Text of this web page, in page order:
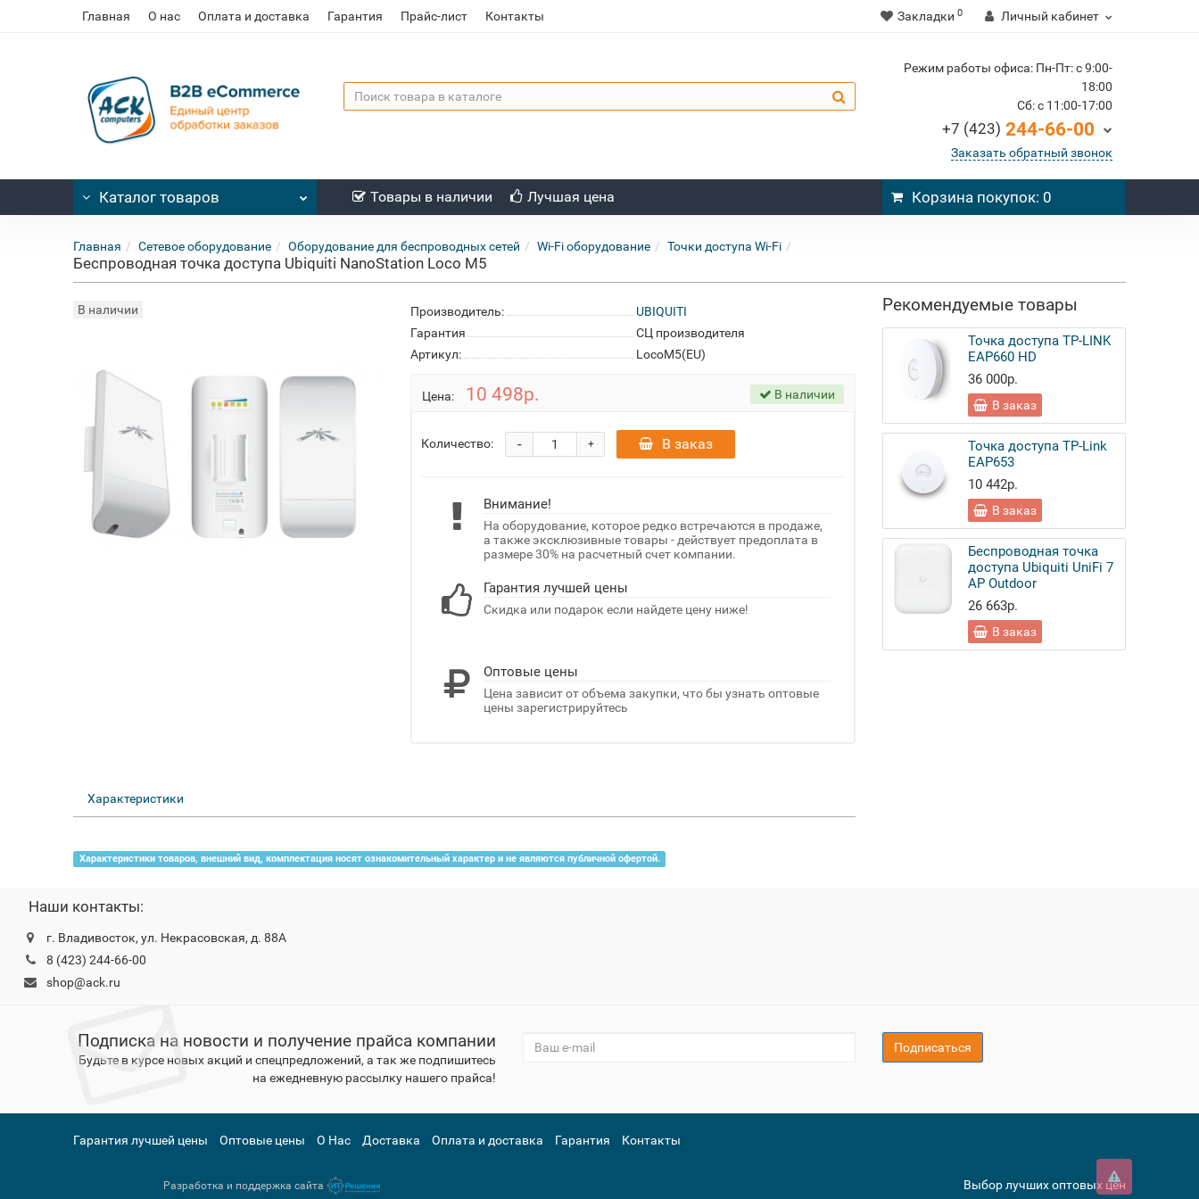
Главная О нас Оплата и доставка Гарантия Прайс-лист Контакты Закладки 0 Личный кабинет
Режим работы офиса: Пн-Пт: c 9:00-
18:00
Cб: c 11:00-17:00
+7 (423) 244-66-00
Заказать обратный звонок
Каталог товаров Товары в наличии Лучшая цена Корзина покупок: 0
Главная Сетевое оборудование Оборудование для беспроводных сетей Wi-Fi оборудование Точки доступа Wi-Fi
Беспроводная точка доступа Ubiquiti NanoStation Loco M5
В наличии Производитель:
UBIQUITI
Гарантия
СЦ производителя
Артикул:
LocoM5(EU)
Цена: 10 498р. В наличии
Количество: +
- В заказ
Внимание!
На оборудование, которое редко встречаются в продаже,
а также эксклюзивные товары - действует предоплата в
размере 30% на расчетный счет компании.
Гарантия лучшей цены
Скидка или подарок если найдете цену ниже!
Оптовые цены
Цена зависит от объема закупки, что бы узнать оптовые
цены зарегистрируйтесь
Характеристики
Характеристики товаров, внешний вид, комплектация носят ознакомительный характер и не являются публичной офертой.
Рекомендуемые товары
Точка доступа TP-LINK
EAP660 HD
36 000р.
В заказ
Точка доступа TP-Link
EAP653
10 442р.
В заказ
Беспроводная точка
доступа Ubiquiti UniFi 7
AP Outdoor
26 663р.
В заказ
Наши контакты:
г. Владивосток, ул. Некрасовская, д. 88А
8 (423) 244-66-00
shop@ack.ru
Подписка на новости и получение прайса компании
Будьте в курсе новых акций и спецпредложений, а так же подпишитесь
на ежедневную рассылку нашего прайса!
Подписаться
Гарантия лучшей цены Оптовые цены О Нас Доставка Оплата и доставка Гарантия Контакты
Разработка и поддержка сайта Выбор лучших оптовых цен